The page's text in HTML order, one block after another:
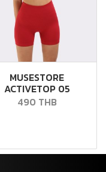
MUSESTORE
ACTIVETOP 05
490 THB